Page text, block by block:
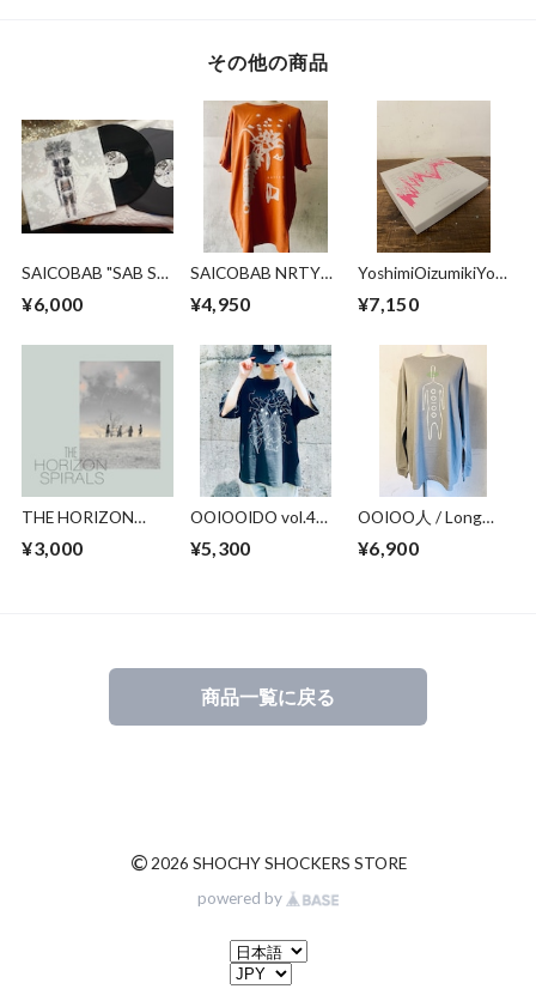
その他の商品
SAICOBAB "SAB SE
¥6,000
SAICOBAB NRTYA
ORANGE
¥4,950
YoshimiOizumikiYos
FOREST TO LIVE A
MULTIPLE＜limited
edition item＞
¥7,150
THE HORIZON
SPIRAL / OOIOO・
THE HORIZON
¥3,000
OOIOOIDO vol.4
nijimusi / Black /
Over sized T
¥5,300
OOIOO人 / Long
Sleeve T / Stone
Gray
¥6,900
商品一覧に戻る
© 2026 SHOCHY SHOCKERS STORE
powered by